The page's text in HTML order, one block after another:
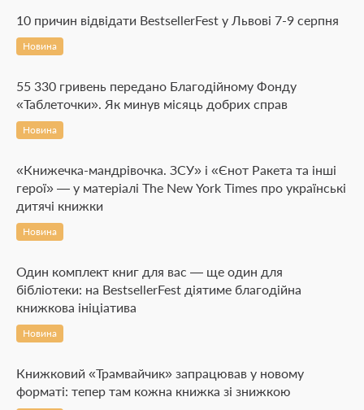
10 причин відвідати BestsellerFest у Львові 7-9 серпня
Новина
55 330 гривень передано Благодійному Фонду
«Таблеточки». Як минув місяць добрих справ
Новина
«Книжечка-мандрівочка. ЗСУ» і «Єнот Ракета та інші
герої» — у матеріалі The New York Times про українські
дитячі книжки
Новина
Один комплект книг для вас — ще один для
бібліотеки: на BestsellerFest діятиме благодійна
книжкова ініціатива
Новина
Книжковий «Трамвайчик» запрацював у новому
форматі: тепер там кожна книжка зі знижкою